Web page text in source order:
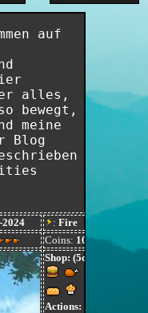
auf
alles,
bewegt,
meine
Blog